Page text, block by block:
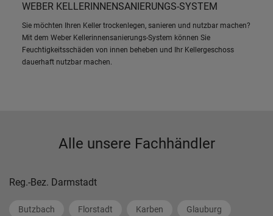
WEBER KELLERINNENSANIERUNGS-SYSTEM
Sie möchten Ihren Keller trockenlegen, sanieren und nutzbar machen?
Mit dem Weber Kellerinnensanierungs-System können Sie
Feuchtigkeitsschäden von innen beheben und Ihr Kellergeschoss
dauerhaft nutzbar machen.
Alle unsere Fachhändler
Reg.-Bez. Darmstadt
Butzbach Florstadt Karben Glauburg